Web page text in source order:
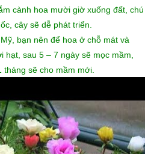
cành hoa mười giờ xuống đất, chú
cây sẽ dễ phát triển.
bạn nên để hoa ở chỗ mát và
sau 5 – 7 ngày sẽ mọc mầm,
sẽ cho mầm mới.